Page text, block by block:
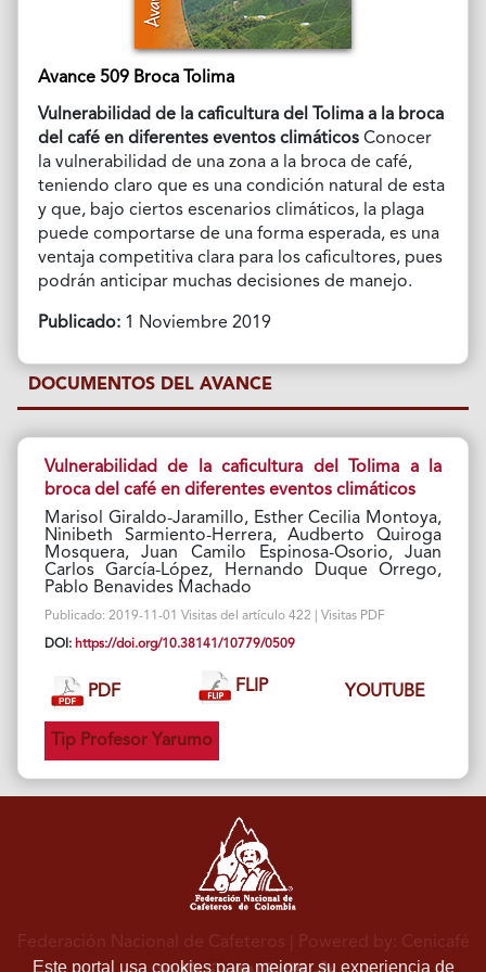
Avance 509 Broca Tolima
Vulnerabilidad de la caficultura del Tolima a la broca
del café en diferentes eventos climáticosConocer
la vulnerabilidad de una zona a la broca de café,
teniendo claro que es una condición natural de esta
y que, bajo ciertos escenarios climáticos, la plaga
puede comportarse de una forma esperada, es una
ventaja competitiva clara para los caficultores, pues
podrán anticipar muchas decisiones de manejo.
Publicado:1 Noviembre 2019
DOCUMENTOS DEL AVANCE
Vulnerabilidad de la caficultura del Tolima a la
broca del café en diferentes eventos climáticos
Marisol Giraldo-Jaramillo, Esther Cecilia Montoya,
Ninibeth Sarmiento-Herrera, Audberto Quiroga
Mosquera, Juan Camilo Espinosa-Osorio, Juan
Carlos García-López, Hernando Duque Orrego,
Pablo Benavides Machado
Publicado: 2019-11-01 Visitas del artículo 422 | Visitas PDF
DOI: https://doi.org/10.38141/10779/0509
PDF FLIP YOUTUBE
Tip Profesor Yarumo
Este portal usa cookies para mejorar su experiencia de
Federación Nacional de Cafeteros | Powered by: Cenicafé